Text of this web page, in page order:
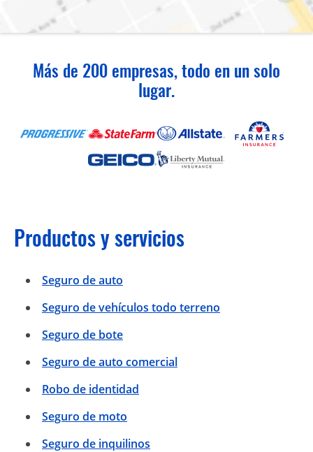
Más de 200 empresas, todo en un solo
lugar.
Productos y servicios
Seguro de auto
Seguro de vehículos todo terreno
Seguro de bote
Seguro de auto comercial
Robo de identidad
Seguro de moto
Seguro de inquilinos